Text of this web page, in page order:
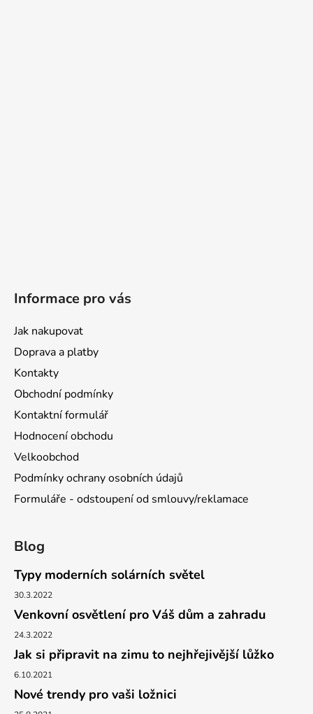
Informace pro vás
Jak nakupovat
Doprava a platby
Kontakty
Obchodní podmínky
Kontaktní formulář
Hodnocení obchodu
Velkoobchod
Podmínky ochrany osobních údajů
Formuláře - odstoupení od smlouvy/reklamace
Blog
Typy moderních solárních světel
30.3.2022
Venkovní osvětlení pro Váš dům a zahradu
24.3.2022
Jak si připravit na zimu to nejhřejivější lůžko
6.10.2021
Nové trendy pro vaši ložnici